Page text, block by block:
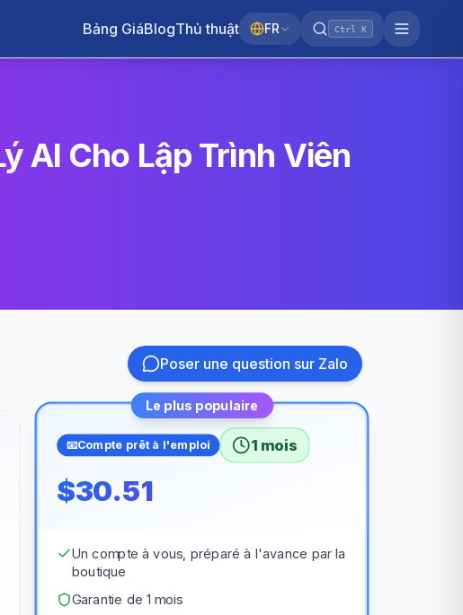
Bảng GiáBlogThủ thuật FR Ctrl K
AI Cho Lập Trình Viên
Poser une question sur Zalo
Le plus populaire
📧Compte prêt à l'emploi 1 mois
$30.51
Un compte à vous, préparé à l'avance par la
boutique
Garantie de 1 mois